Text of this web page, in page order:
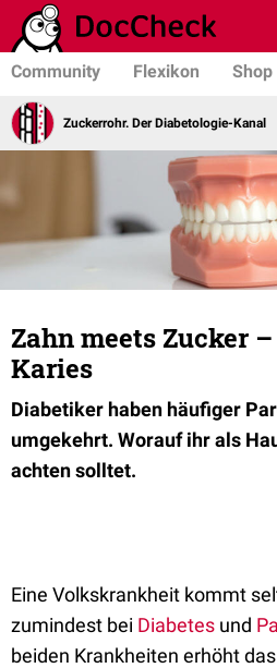
Community Flexikon Shop
Zuckerrohr. Der Diabetologie-Kanal
Zahn meets Zucker
Karies
Diabetiker haben häufiger
umgekehrt. Worauf ihr als
achten solltet.
Eine Volkskrankheit kommt
zumindest bei Diabetes und
beiden Krankheiten erhöht